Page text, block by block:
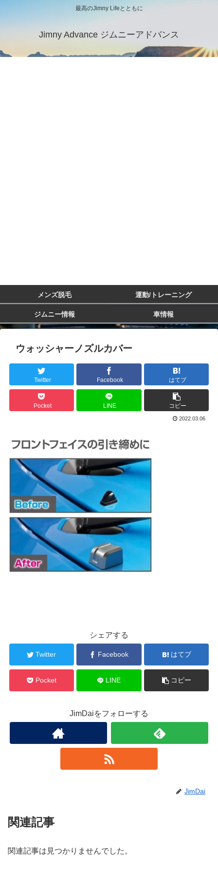
最高のJimny Lifeとともに
Jimny Advance ジムニーアドバンス
メンズ脱毛 運動/トレーニング
ジムニー情報 車情報
ウォッシャーノズルカバー
Twitter Facebook はてブ
Pocket LINE コピー
2022.03.06
シェアする
Twitter Facebook はてブ
Pocket LINE コピー
JimDaiをフォローする
JimDai
関連記事
関連記事は見つかりませんでした。